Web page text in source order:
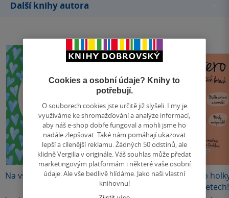
Další knihy autora
Na vše připravena Jiří Štědroň
Desatero pro
v nejlepších letech!
Cookies a osobní údaje? Knihy to
potřebují.
O souborech cookies jste určitě již slyšeli. I my je
využíváme ke shromažďování a analýze informací,
aby náš e-shop dobře fungoval a mohli jsme ho
nadále zlepšovat. Také nám pomáhají ukazovat
lepší a cílenější reklamu. Žádných 50 odstínů, ale
klidně Vergilia v originále. Váš souhlas může předat
marketingovým platformám i některé vaše osobní
údaje. Ale vše bedlivě hlídáme. Jako naši vlastní
knihovnu!